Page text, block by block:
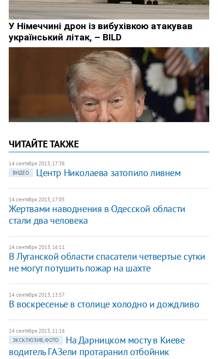
ЧИТАЙТЕ ТАКЖЕ
14 сентября 2013, 17:38
ВИДЕО
Центр Николаева затопило ливнем
14 сентября 2013, 17:05
Жертвами наводнения в Одесской области
стали два человека
14 сентября 2013, 16:11
В Луганской области спасатели четвертые сутки
не могут потушить пожар на шахте
14 сентября 2013, 13:57
В воскресенье в столице холодно и дождливо
14 сентября 2013, 11:16
ЭКСКЛЮЗИВ, ФОТО
На Дарницком мосту в Киеве
водитель ГАЗели протаранил отбойник